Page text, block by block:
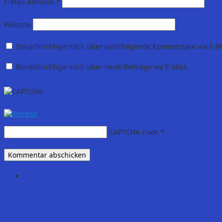
E-Mail-Adresse *
Website
Benachrichtige mich über nachfolgende Kommentare via E-
Benachrichtige mich über neue Beiträge via E-Mail.
CAPTCHA Code *